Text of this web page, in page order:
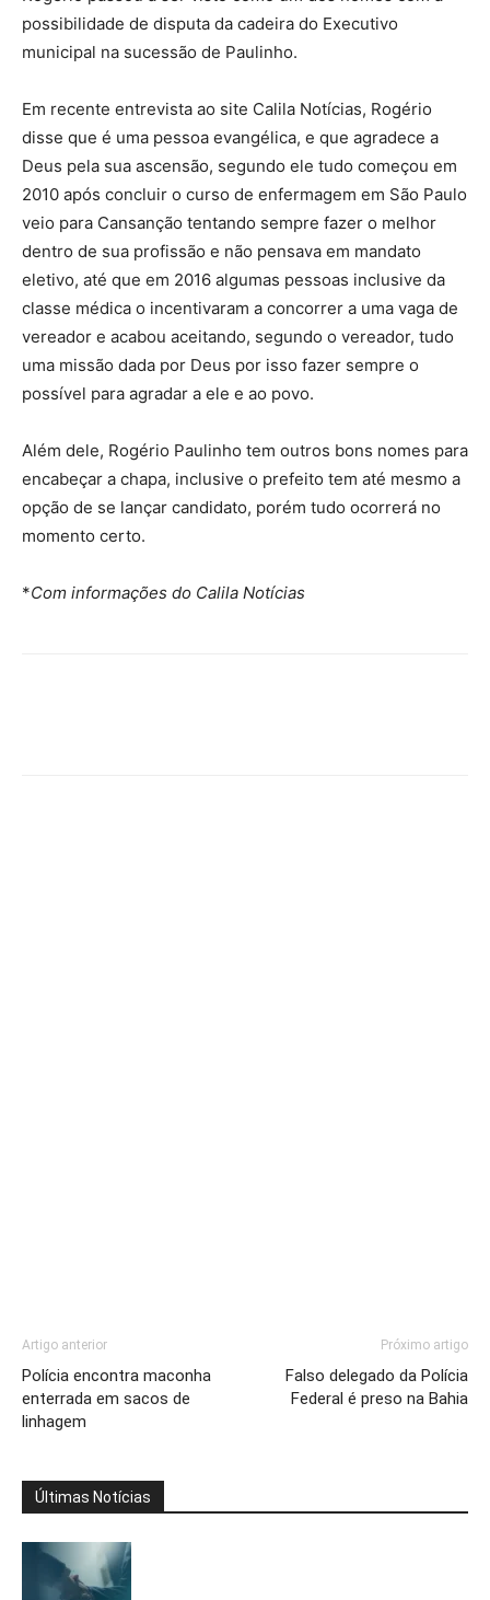
possibilidade de disputa da cadeira do Executivo
municipal na sucessão de Paulinho.
Em recente entrevista ao site Calila Notícias, Rogério
disse que é uma pessoa evangélica, e que agradece a
Deus pela sua ascensão, segundo ele tudo começou em
2010 após concluir o curso de enfermagem em São Paulo
veio para Cansanção tentando sempre fazer o melhor
dentro de sua profissão e não pensava em mandato
eletivo, até que em 2016 algumas pessoas inclusive da
classe médica o incentivaram a concorrer a uma vaga de
vereador e acabou aceitando, segundo o vereador, tudo
uma missão dada por Deus por isso fazer sempre o
possível para agradar a ele e ao povo.
Além dele, Rogério Paulinho tem outros bons nomes para
encabeçar a chapa, inclusive o prefeito tem até mesmo a
opção de se lançar candidato, porém tudo ocorrerá no
momento certo.
*Com informações do Calila Notícias
Artigo anterior
Polícia encontra maconha
enterrada em sacos de
linhagem
Próximo artigo
Falso delegado da Polícia
Federal é preso na Bahia
Últimas Notícias